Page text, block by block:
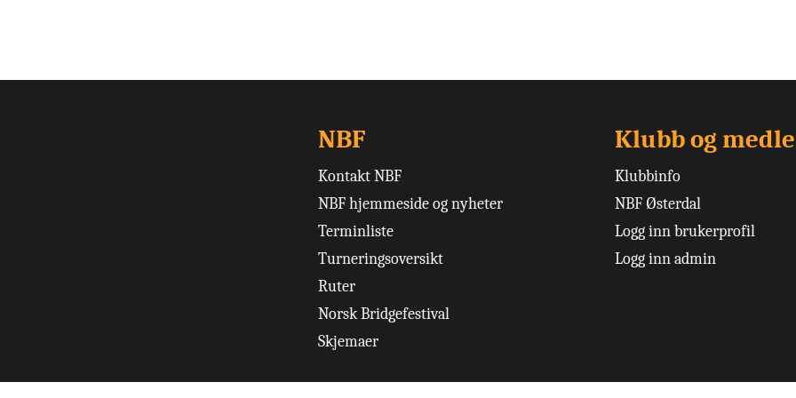
NBF
Kontakt NBF
NBF hjemmeside og nyheter
Terminliste
Turneringsoversikt
Ruter
Norsk Bridgefestival
Skjemaer
Klubb og
Klubbinfo
NBF Østerdal
Logg inn brukerprofil
Logg inn admin